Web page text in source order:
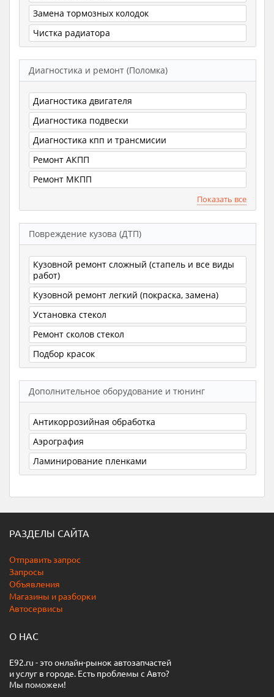
Замена тормозных колодок
Чистка радиатора
Диагностика и ремонт (Поломка)
Диагностика двигателя
Диагностика подвески
Диагностика кпп и трансмисии
Ремонт АКПП
Ремонт МКПП
Показать все
Повреждение кузова (ДТП)
Кузовной ремонт сложный (стапель и все виды
работ)
Кузовной ремонт легкий (покраска, замена)
Установка стекол
Ремонт сколов стекол
Подбор красок
Дополнительное оборудование и тюнинг
Антикоррозийная обработка
Аэрография
Ламинирование пленками
РАЗДЕЛЫ САЙТА
Отправить запрос
Запросы
Объявления
Магазины и разборки
Автосервисы
О НАС
E92.ru - это онлайн-рынок автозапчастей
и услуг в городе. Есть проблемы с Авто?
Мы поможем!